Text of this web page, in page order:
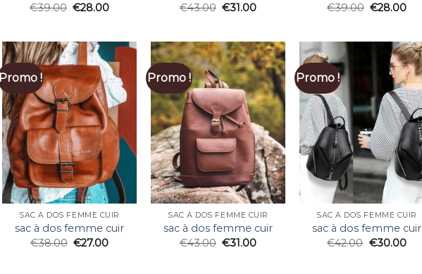
€39.00 €28.00
€43.00 €31.00
€39.00 €28.00
Promo !
SAC À DOS FEMME CUIR
sac à dos femme cuir
€38.00 €27.00
Promo !
SAC À DOS FEMME CUIR
sac à dos femme cuir
€43.00 €31.00
Promo !
SAC À DOS FEMME CUIR
sac à dos femme cuir
€42.00 €30.00